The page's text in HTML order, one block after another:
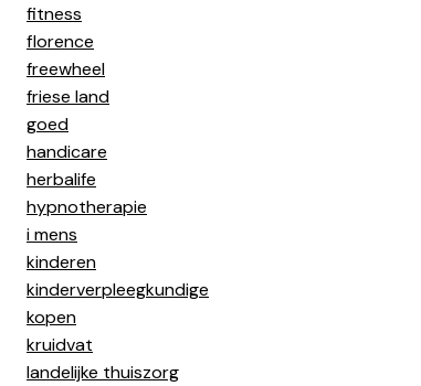
fitness
florence
freewheel
friese land
goed
handicare
herbalife
hypnotherapie
i mens
kinderen
kinderverpleegkundige
kopen
kruidvat
landelijke thuiszorg